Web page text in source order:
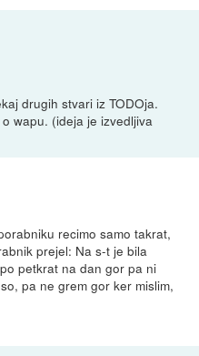
drugih stvari iz TODOja.
wapu. (ideja je izvedljiva
recimo samo takrat,
prejel: Na s-t je bila
petkrat na dan gor pa ni
pa ne grem gor ker mislim,